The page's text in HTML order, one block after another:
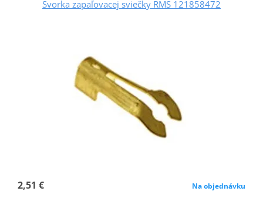
Svorka zapaľovacej sviečky RMS 121858472
2,51 € Na objednávku